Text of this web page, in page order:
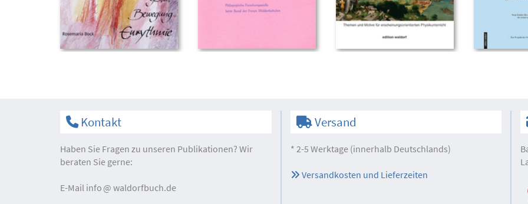
Kontakt
Haben Sie Fragen zu unseren Publikationen? Wir
beraten Sie gerne:
E-Mail info waldorfbuch.de
Versand
* 2-5 Werktage (innerhalb Deutschlands)
Versandkosten und Lieferzeiten